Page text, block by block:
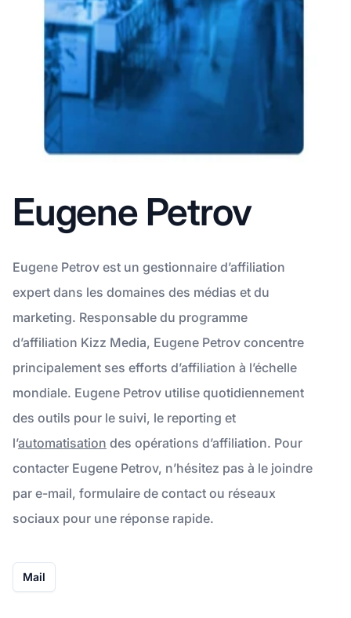
Eugene Petrov
Eugene Petrov est un gestionnaire d’affiliation
expert dans les domaines des médias et du
marketing. Responsable du programme
d’affiliation Kizz Media, Eugene Petrov concentre
principalement ses efforts d’affiliation à l’échelle
mondiale. Eugene Petrov utilise quotidiennement
des outils pour le suivi, le reporting et
l’automatisation des opérations d’affiliation. Pour
contacter Eugene Petrov, n’hésitez pas à le joindre
par e-mail, formulaire de contact ou réseaux
sociaux pour une réponse rapide.
Mail